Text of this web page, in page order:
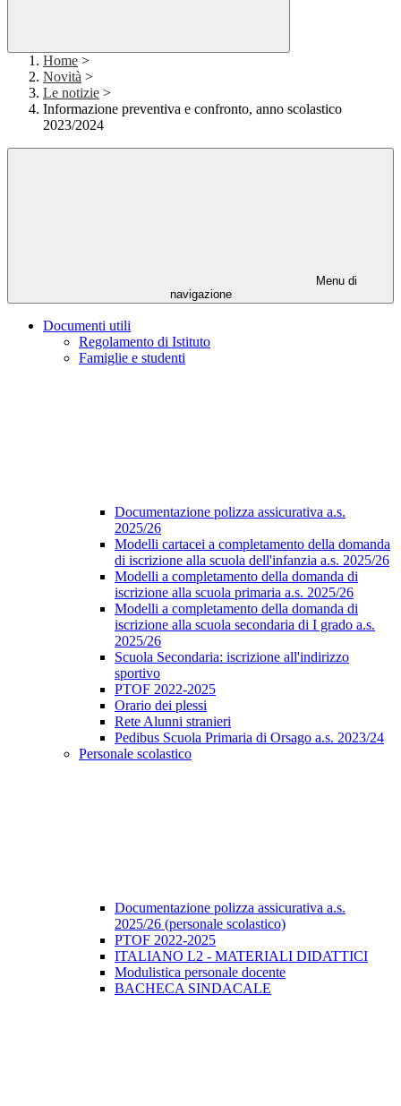
Home >
Novità >
Le notizie >
Informazione preventiva e confronto, anno scolastico
2023/2024
Menu di
navigazione
Documenti utili
Regolamento di Istituto
Famiglie e studenti
Documentazione polizza assicurativa a.s.
2025/26
Modelli cartacei a completamento della domanda
di iscrizione alla scuola dell'infanzia a.s. 2025/26
Modelli a completamento della domanda di
iscrizione alla scuola primaria a.s. 2025/26
Modelli a completamento della domanda di
iscrizione alla scuola secondaria di I grado a.s.
2025/26
Scuola Secondaria: iscrizione all'indirizzo
sportivo
PTOF 2022-2025
Orario dei plessi
Rete Alunni stranieri
Pedibus Scuola Primaria di Orsago a.s. 2023/24
Personale scolastico
Documentazione polizza assicurativa a.s.
2025/26 (personale scolastico)
PTOF 2022-2025
ITALIANO L2 - MATERIALI DIDATTICI
Modulistica personale docente
BACHECA SINDACALE